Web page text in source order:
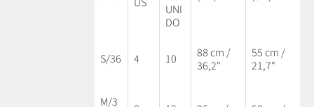
UNI
DO
S/36 4 10
88 cm /
36,2"
55 cm /
21,7"
M/3